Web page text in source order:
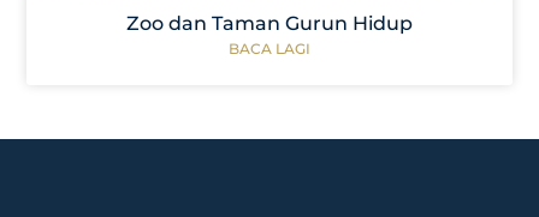
Zoo dan Taman Gurun Hidup
BACA LAGI